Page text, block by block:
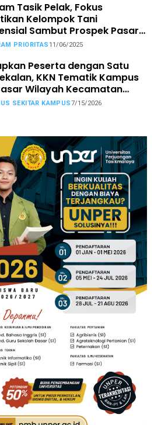
Tasik Pelak, Fokus
Kelompok Tani
Sambut Prospek Pasar
PRIORITAS 11/06/2025
Peserta dengan Satu
KKN Tematik Kampus
Wilayah Kecamatan
Kampus
SEKITAR KAMPUS7/15/2026